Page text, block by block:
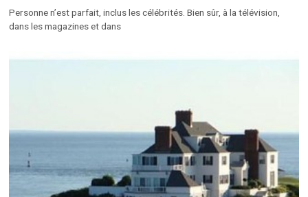
Personne n’est parfait, inclus les célébrités. Bien sûr, à la télévision,
dans les magazines et dans